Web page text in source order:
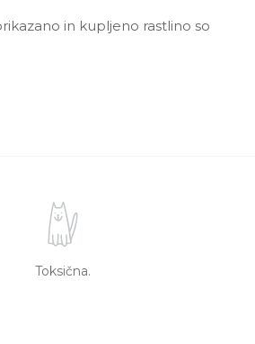
in kupljeno rastlino so
Toksična.